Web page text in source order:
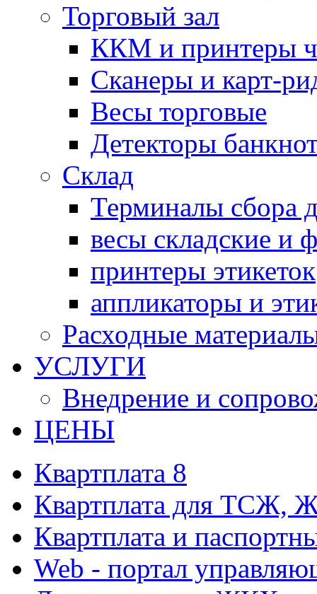
Торговый зал
ККМ и принтеры
Сканеры и карт-
Весы торговые
Детекторы
Склад
Терминалы сбора
весы складские и
принтеры этикеток
аппликаторы и
Расходные
УСЛУГИ
Внедрение и
ЦЕНЫ
Квартплата 8
Квартплата для ТСЖ,
Квартплата и
Web - портал